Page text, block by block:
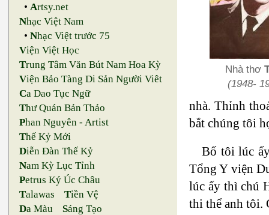
•Artsy.net
Nhạc Việt Nam
•Nhạc Việt trước 75
Viện Việt Học
Trung Tâm Văn Bút Nam Hoa Kỳ
Viện Bảo Tàng Di Sản Người Viêt
Ca Dao Tục Ngữ
Thư Quán Bản Thảo
Phan Nguyên - Artist
Thế Kỷ Mới
Diễn Đàn Thế Kỷ
Nam Kỳ Lục Tỉnh
Petrus Ký Úc Châu
Talawas Tiền Vệ
Da Màu Sáng Tạo
Nhà thơ
(1948-
nhà. Thỉnh
bắt chúng tôi
Bố tôi lúc
Tổng Y viện
lúc ấy thì chú
thi thể anh tôi.